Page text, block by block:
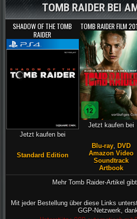
TOMB RAIDER BEI
SHADOW OF THE TOMB
RAIDER
Jetzt kaufen bei
Standard Edition
TOMB RAIDER FILM
Jetzt kaufen bei
Blu-ray
DVD
Amazon Video
Soundtrack
Artbook
Mehr Tomb Raider-Artikel
Mit jeder Bestellung über diese Links
GGP-Netzwerk,